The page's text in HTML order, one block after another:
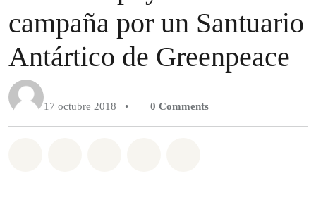
campaña por un Santuario
Antártico de Greenpeace
17 octubre 2018 • 0 Comments